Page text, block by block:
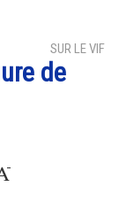
SUR LE VIF
de